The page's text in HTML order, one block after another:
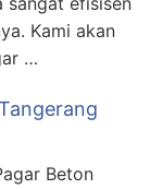
Kami akan
…
Beton